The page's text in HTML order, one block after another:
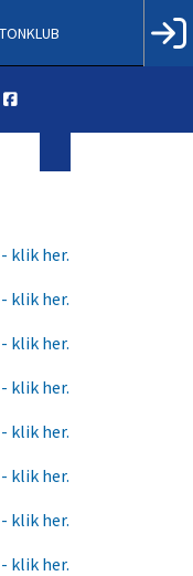
klik her.
klik her.
klik her.
klik her.
klik her.
klik her.
klik her.
klik her.